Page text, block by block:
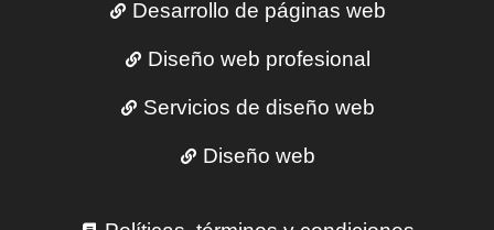
Desarrollo de páginas web
Diseño web profesional
Servicios de diseño web
Diseño web